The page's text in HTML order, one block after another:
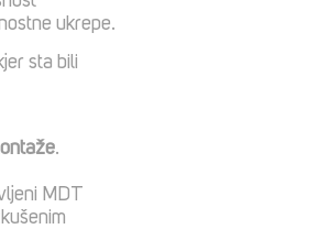
ukrepe.
sta bili
.
MDT